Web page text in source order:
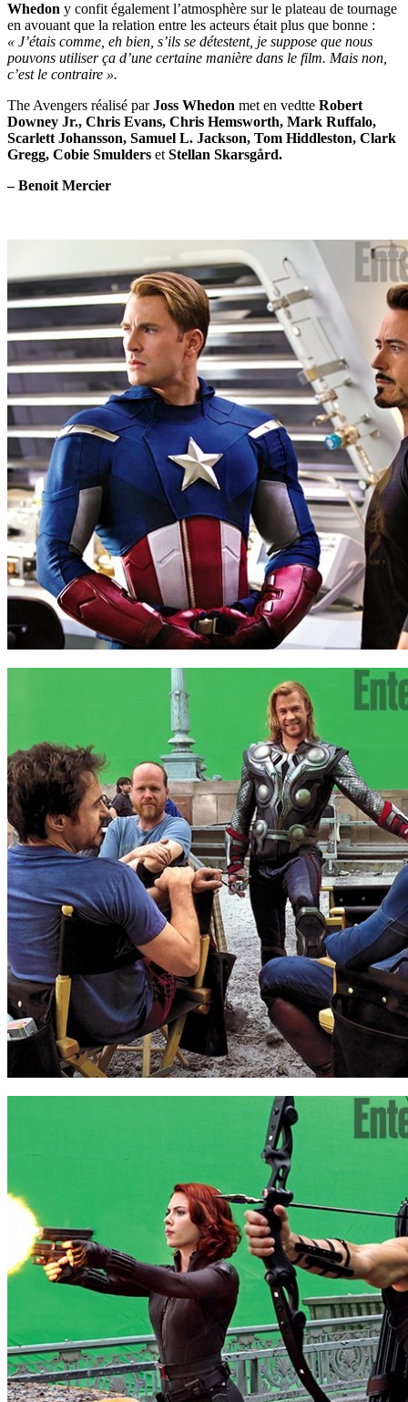
Whedon y confit également l’atmosphère sur le plateau de tournage
en avouant que la relation entre les acteurs était plus que bonne :
« J’étais comme, eh bien, s’ils se détestent, je suppose que nous
pouvons utiliser ça d’une certaine manière dans le film. Mais non,
c’est le contraire ».
The Avengers réalisé parJoss Whedon met en vedtte Robert
Downey Jr., Chris Evans, Chris Hemsworth, Mark Ruffalo,
Scarlett Johansson, Samuel L. Jackson, Tom Hiddleston, Clark
Gregg, Cobie Smulders et Stellan Skarsgård.
– Benoit Mercier